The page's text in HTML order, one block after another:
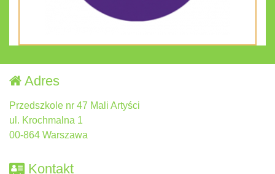
Adres
Przedszkole nr 47 Mali Artyści
ul. Krochmalna 1
00-864 Warszawa
Kontakt